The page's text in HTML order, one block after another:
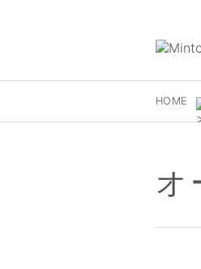
HOME
オ